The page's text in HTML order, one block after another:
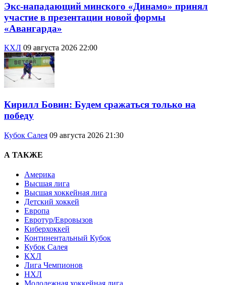
Экс-нападающий минского «Динамо» принял
участие в презентации новой формы
«Авангарда»
КХЛ 09 августа 2026 22:00
Кирилл Бовин: Будем сражаться только на
победу
Кубок Салея 09 августа 2026 21:30
А ТАКЖЕ
Америка
Высшая лига
Высшая хоккейная лига
Детский хоккей
Европа
Евротур/Евровызов
Киберхоккей
Континентальный Кубок
Кубок Салея
КХЛ
Лига Чемпионов
НХЛ